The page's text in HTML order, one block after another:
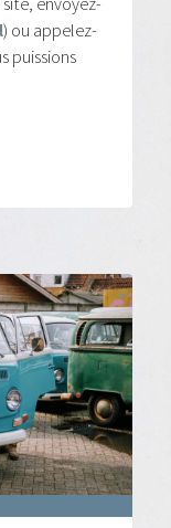
) ou appelez-
puissions